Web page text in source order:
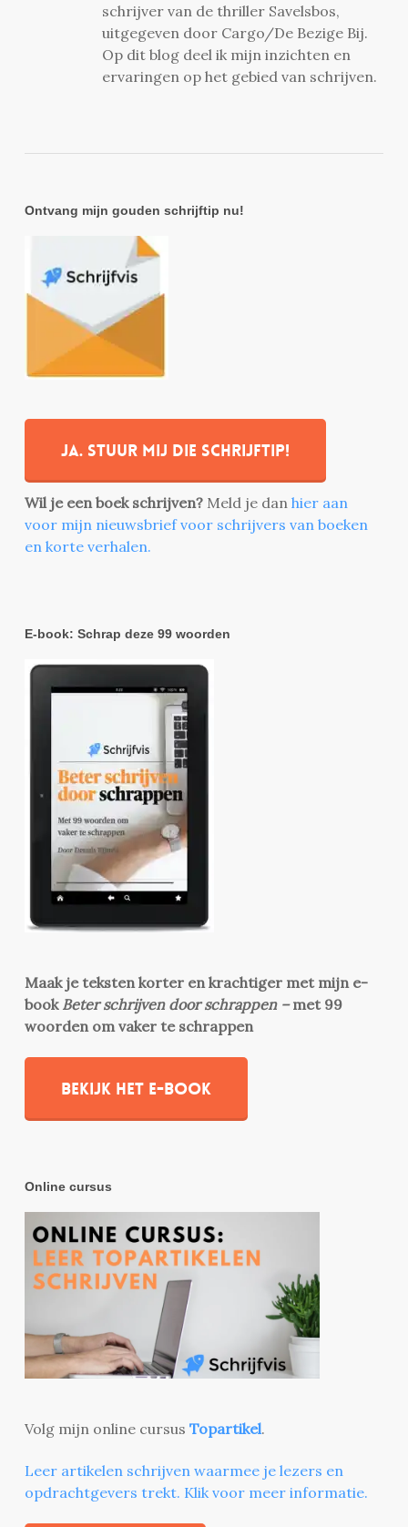
schrijver van de thriller Savelsbos,
uitgegeven door Cargo/De Bezige Bij.
Op dit blog deel ik mijn inzichten en
ervaringen op het gebied van schrijven.
Ontvang mijn gouden schrijftip nu!
Ja. stuur mij die schrijftip!
Wil je een boek schrijven? Meld je dan hier aan
voor mijn nieuwsbrief voor schrijvers van boeken
en korte verhalen.
E-book: Schrap deze 99 woorden
Maak je teksten korter en krachtiger met mijn e-
book Beter schrijven door schrappen –met 99
woorden om vaker te schrappen
Bekijk het e-book
Online cursus
Volg mijn online cursus Topartikel.
Leer artikelen schrijven waarmee je lezers en
opdrachtgevers trekt. Klik voor meer informatie.